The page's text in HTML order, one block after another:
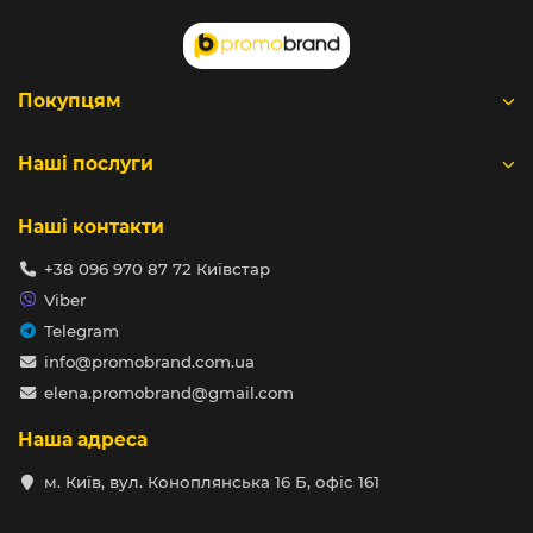
Покупцям
Наші послуги
Наші контакти
+38 096 970 87 72 Київстар
Viber
Telegram
info@promobrand.com.ua
elena.promobrand@gmail.com
Наша адреса
м. Київ, вул. Коноплянська 16 Б, офіс 161